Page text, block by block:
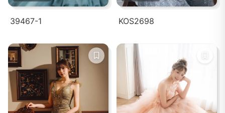
39467-1 KOS2698